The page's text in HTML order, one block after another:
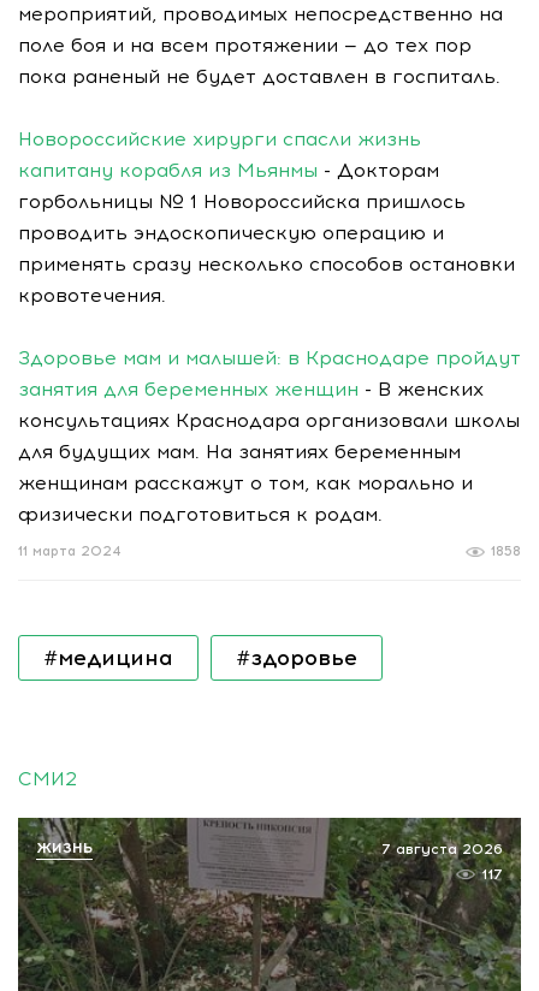
мероприятий, проводимых непосредственно на
поле боя и на всем протяжении — до тех пор
пока раненый не будет доставлен в госпиталь.
Новороссийские хирурги спасли жизнь
капитану корабля из Мьянмы - Докторам
горбольницы № 1 Новороссийска пришлось
проводить эндоскопическую операцию и
применять сразу несколько способов остановки
кровотечения.
Здоровье мам и малышей: в Краснодаре пройдут
занятия для беременных женщин - В женских
консультациях Краснодара организовали школы
для будущих мам. На занятиях беременным
женщинам расскажут о том, как морально и
физически подготовиться к родам.
1858
11 марта 2024
#медицина #здоровье
СМИ2
7 августа 2026
117
ЖИЗНЬ